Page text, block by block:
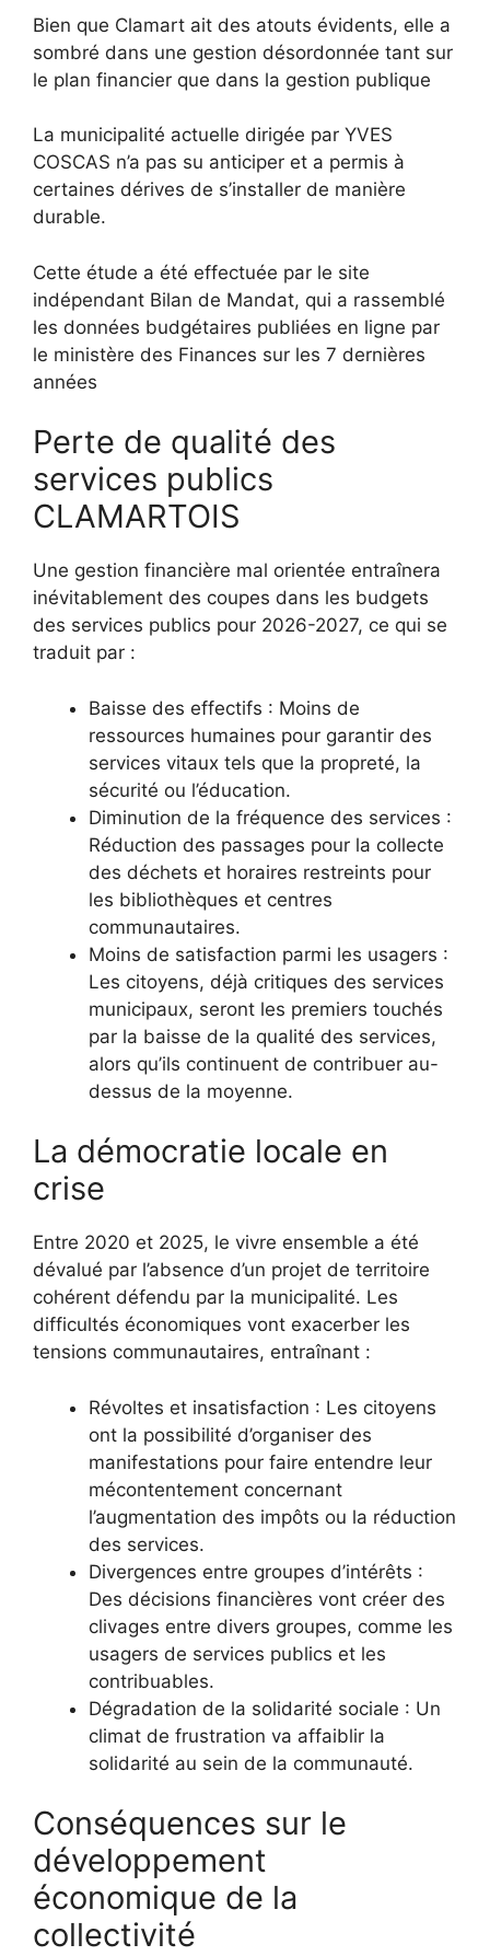
Bien que Clamart ait des atouts évidents, elle a
sombré dans une gestion désordonnée tant sur
le plan financier que dans la gestion publique
La municipalité actuelle dirigée par YVES
COSCAS n’a pas su anticiper et a permis à
certaines dérives de s’installer de manière
durable.
Cette étude a été effectuée par le site
indépendant Bilan de Mandat, qui a rassemblé
les données budgétaires publiées en ligne par
le ministère des Finances sur les 7 dernières
années
Perte de qualité des
services publics
CLAMARTOIS
Une gestion financière mal orientée entraînera
inévitablement des coupes dans les budgets
des services publics pour 2026-2027, ce qui se
traduit par :
Baisse des effectifs : Moins de
ressources humaines pour garantir des
services vitaux tels que la propreté, la
sécurité ou l’éducation.
Diminution de la fréquence des services :
Réduction des passages pour la collecte
des déchets et horaires restreints pour
les bibliothèques et centres
communautaires.
Moins de satisfaction parmi les usagers :
Les citoyens, déjà critiques des services
municipaux, seront les premiers touchés
par la baisse de la qualité des services,
alors qu’ils continuent de contribuer au-
dessus de la moyenne.
La démocratie locale en
crise
Entre 2020 et 2025, le vivre ensemble a été
dévalué par l’absence d’un projet de territoire
cohérent défendu par la municipalité. Les
difficultés économiques vont exacerber les
tensions communautaires, entraînant :
Révoltes et insatisfaction : Les citoyens
ont la possibilité d’organiser des
manifestations pour faire entendre leur
mécontentement concernant
l’augmentation des impôts ou la réduction
des services.
Divergences entre groupes d’intérêts :
Des décisions financières vont créer des
clivages entre divers groupes, comme les
usagers de services publics et les
contribuables.
Dégradation de la solidarité sociale : Un
climat de frustration va affaiblir la
solidarité au sein de la communauté.
Conséquences sur le
développement
économique de la
collectivité